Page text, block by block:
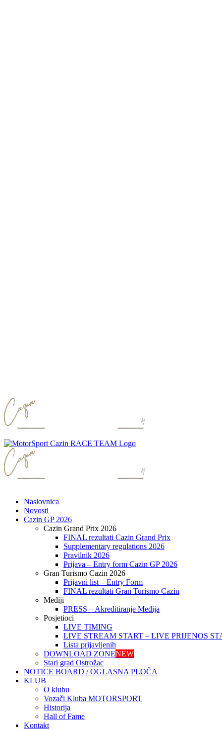
Naslovnica
Novosti
Cazin GP 2026
Cazin Grand Prix 2026
FINAL rezultati Cazin Grand Prix
Supplementary regulations 2026
Pravilnik 2026
Prijava – Entry form Cazin GP 2026
Gran Turismo Cazin 2026
Prijavni list – Entry Form
FINAL rezultati Gran Turismo Cazin
Mediji
PRESS – Akreditiranje Medija
Posjetioci
LIVE TIMING
LIVE STREAM START – LIVE PRIJENOS
Lista prijavljenih
DOWNLOAD ZONENEW
Stari grad Ostrožac
NOTICE BOARD / OGLASNA PLOČA
KLUB
O klubu
Vozači Kluba MOTORSPORT
Historija
Hall of Fame
Kontakt